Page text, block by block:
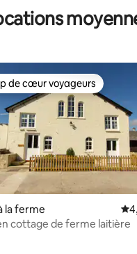
de cœur voyageurs
de cœur voyageurs
la ferme
cottage de ferme laitière